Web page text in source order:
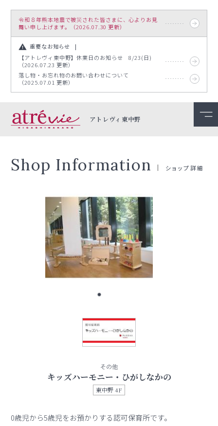
令和８年熊本地震で被災された皆さまに、心よりお見
舞い申し上げます。（2026.07.30 更新）
重要なお知らせ
【アトレヴィ東中野】休業日のお知らせ 8/23(日)
（2026.07.23 更新）
落し物・お忘れ物のお問い合わせについて
（2025.07.01 更新）
アトレヴィ東中野
Shop Information ショップ詳細
その他
キッズハーモニー・ひがしなかの
東中野 4F
0歳児から5歳児をお預かりする認可保育所です。